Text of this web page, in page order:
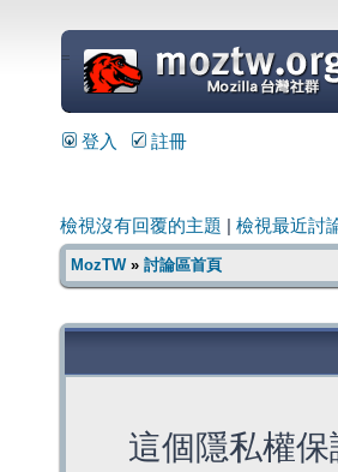
=
登入 註冊
檢視沒有回覆的主題 檢視最近討
MozTW» 討論區首頁
這個隱私權